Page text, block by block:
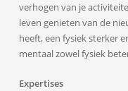
verhogen van je
leven genieten van de
heeft, een fysiek sterker
mentaal zowel fysiek
Expertises